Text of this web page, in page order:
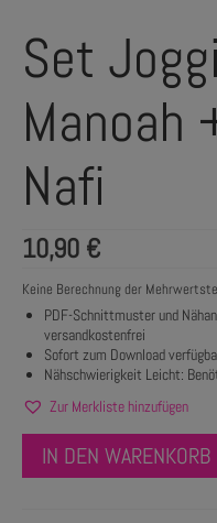
Set
Manoah
Nafi
10,90 €
Keine Berechnung der
PDF-Schnittmuster und
versandkostenfrei
Sofort zum Download
Nähschwierigkeit Leicht:
Zur Merkliste hinzufügen
IN DEN WARENKORB